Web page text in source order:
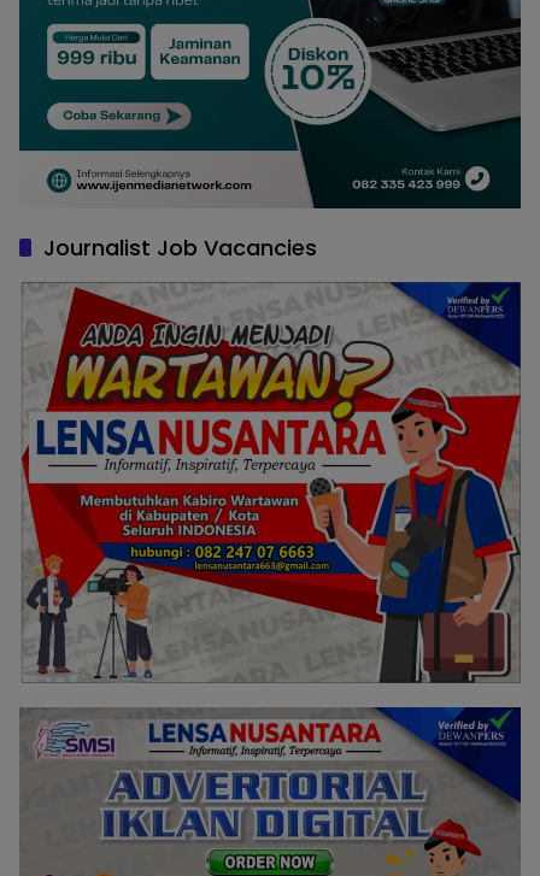
Journalist Job Vacancies